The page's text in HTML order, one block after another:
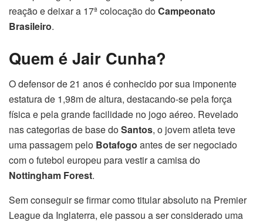
reação e deixar a 17ª colocação doCampeonato
Brasileiro.
Quem é Jair Cunha?
O defensor de 21 anos é conhecido por sua imponente
estatura de 1,98m de altura, destacando-se pela força
física e pela grande facilidade no jogo aéreo. Revelado
nas categorias de base doSantos, o jovem atleta teve
uma passagem pelo Botafogo antes de ser negociado
com o futebol europeu para vestir a camisa do
Nottingham Forest.
Sem conseguir se firmar como titular absoluto na Premier
League da Inglaterra, ele passou a ser considerado uma